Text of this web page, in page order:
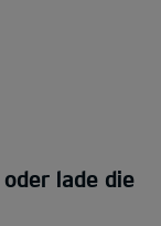
lade die